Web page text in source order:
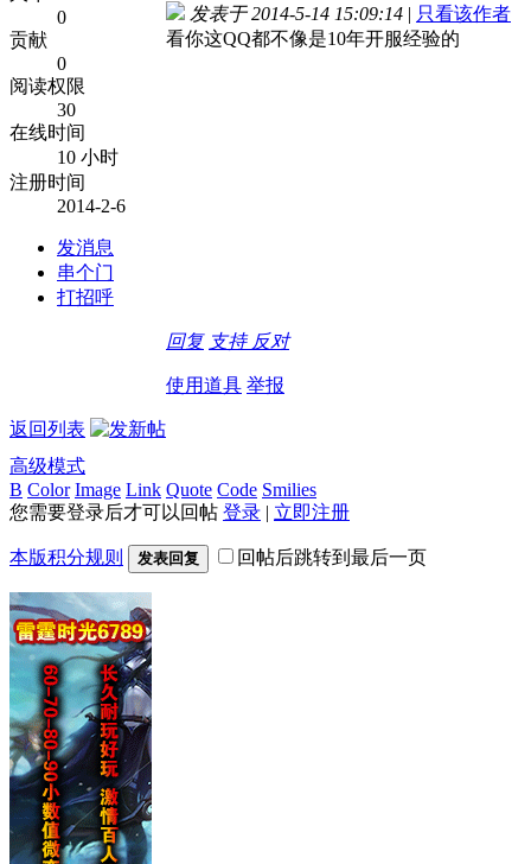
0
贡献
0
阅读权限
30
在线时间
10 小时
注册时间
2014-2-6
发消息
串个门
打招呼
发表于 2014-5-14 15:09:14 | 只看该作者
看你这QQ都不像是10年开服经验的
回复 支持 反对
使用道具 举报
返回列表
高级模式
B Color Image Link Quote Code Smilies
您需要登录后才可以回帖 登录 | 立即注册
本版积分规则 发表回复 回帖后跳转到最后一页